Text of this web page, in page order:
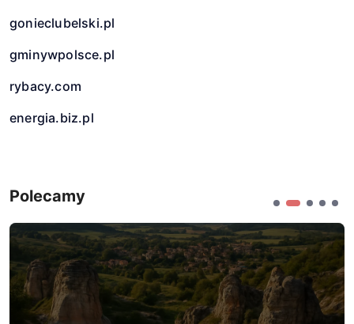
gonieclubelski.pl
gminywpolsce.pl
rybacy.com
energia.biz.pl
Polecamy